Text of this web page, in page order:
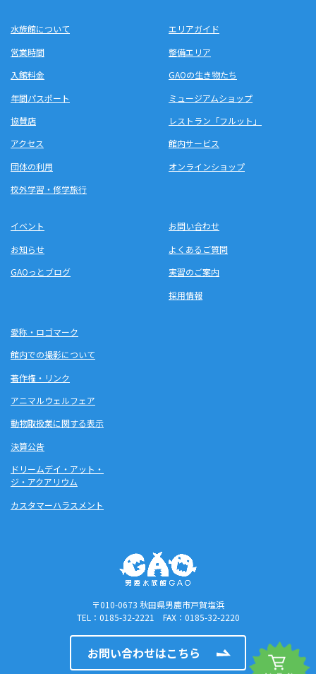
水族館について
営業時間
入館料金
年間パスポート
協賛店
アクセス
団体の利用
校外学習・修学旅行
エリアガイド
整備エリア
GAOの生き物たち
ミュージアムショップ
レストラン「フルット」
館内サービス
オンラインショップ
イベント
お知らせ
GAOっとブログ
お問い合わせ
よくあるご質問
実習のご案内
採用情報
愛称・ロゴマーク
館内での撮影について
著作権・リンク
アニマルウェルフェア
動物取扱業に関する表示
決算公告
ドリームデイ・アット・
ジ・アクアリウム
カスタマーハラスメント
〒010-0673 秋田県男鹿市戸賀塩浜
TEL：0185-32-2221 FAX：0185-32-2220
お問い合わせはこちら